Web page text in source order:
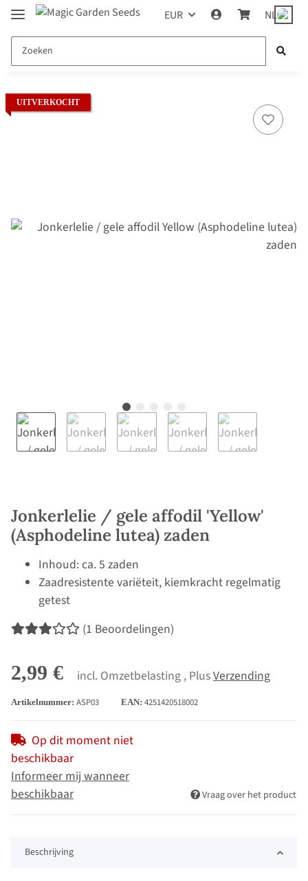
EUR NL
UITVERKOCHT
Jonkerlelie / gele affodil 'Yellow'
(Asphodeline lutea) zaden
Inhoud: ca. 5 zaden
Zaadresistente variëteit, kiemkracht regelmatig
getest
(1 Beoordelingen)
2,99 € incl. Omzetbelasting , PlusVerzending
Artikelnummer: ASP03 EAN: 4251420518002
Op dit moment niet
beschikbaar
Informeer mij wanneer
beschikbaar
Vraag over het product
Beschrijving